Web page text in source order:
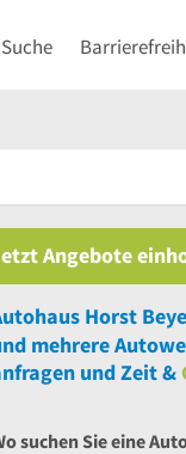
Angebote
Horst
mehrere
und Zeit &
suchen Sie eine